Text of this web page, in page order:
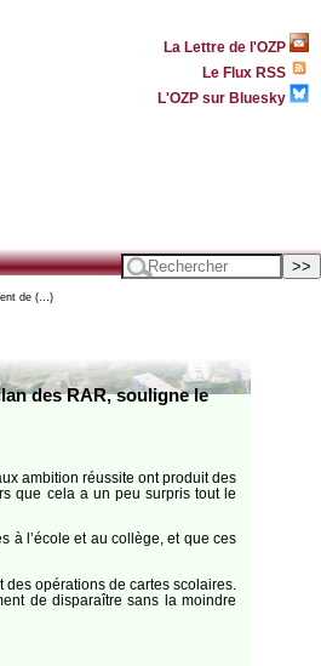
La Lettre de l'OZP
Le Flux RSS
L'OZP sur Bluesky
de (…)
des RAR, souligne le
ambi­tion réus­site ont pro­duit des
que cela a un peu sur­pris tout le
à l’école et au col­lège, et que ces
opé­ra­tions de cartes sco­laires.
de dis­pa­raître sans la moindre